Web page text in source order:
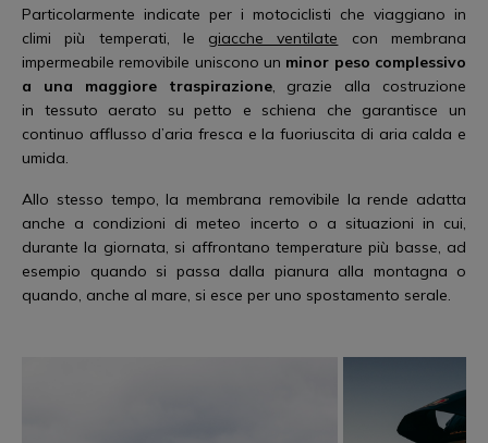
Particolarmente indicate per i motociclisti che viaggiano in
climi più temperati, le giacche ventilate con membrana
impermeabile removibile uniscono un minor peso complessivo
a una maggiore traspirazione, grazie alla costruzione
in tessuto aerato su petto e schiena che garantisce un
continuo afflusso d’aria fresca e la fuoriuscita di aria calda e
umida.
Allo stesso tempo, la membrana removibile la rende adatta
anche a condizioni di meteo incerto o a situazioni in cui,
durante la giornata, si affrontano temperature più basse, ad
esempio quando si passa dalla pianura alla montagna o
quando, anche al mare, si esce per uno spostamento serale.